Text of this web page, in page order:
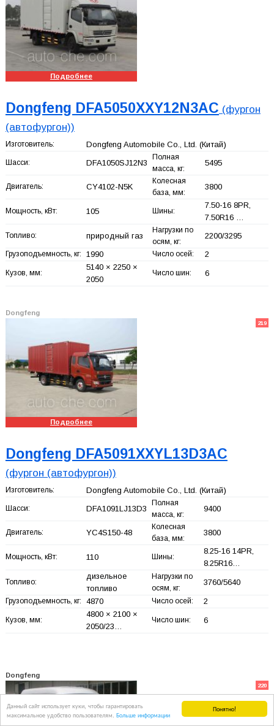
Понятно!
Данный сайт использует куки, чтобы гарантировать
максимальное удобство пользователям. Больше информации
Подробнее
Dongfeng DFA5050XXY12N3AC (фургон
(автофургон))
Изготовитель: Dongfeng Automobile Co., Ltd. (Китай)
Шасси: DFA1050SJ12N3
Полная
масса, кг:
5495
Двигатель: CY4102-N5K
Колесная
база, мм:
3800
Мощность, кВт: 105 Шины:
7.50-16 8PR,
7.50R16 …
Топливо: природный газ
Нагрузки по
осям, кг:
2200/3295
Грузоподъемность, кг: 1990 Число осей: 2
Кузов, мм:
5140 × 2250 ×
2050
Число шин: 6
Dongfeng
219
Подробнее
Dongfeng DFA5091XXYL13D3AC
(фургон (автофургон))
Изготовитель: Dongfeng Automobile Co., Ltd. (Китай)
Шасси: DFA1091LJ13D3
Полная
масса, кг:
9400
Двигатель: YC4S150-48
Колесная
база, мм:
3800
Мощность, кВт: 110 Шины:
8.25-16 14PR,
8.25R16…
Топливо:
дизельное
топливо
Нагрузки по
осям, кг:
3760/5640
Грузоподъемность, кг: 4870 Число осей: 2
Кузов, мм:
4800 × 2100 ×
2050/23…
Число шин: 6
Dongfeng
220